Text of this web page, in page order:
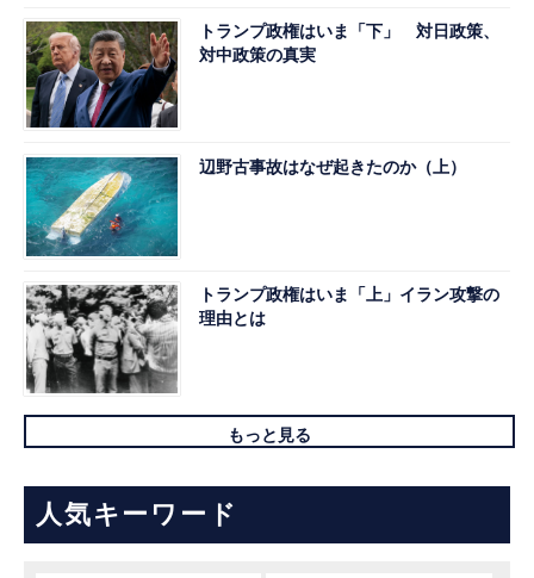
トランプ政権はいま「下」 対日政策、
対中政策の真実
辺野古事故はなぜ起きたのか（上）
トランプ政権はいま「上」イラン攻撃の
理由とは
もっと見る
人気キーワード